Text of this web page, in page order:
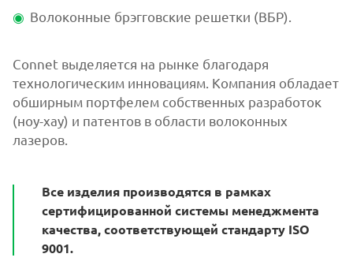
Волоконные брэгговские решетки (ВБР).
Connet выделяется на рынке благодаря
технологическим инновациям. Компания обладает
обширным портфелем собственных разработок
(ноу-хау) и патентов в области волоконных
лазеров.
Все изделия производятся в рамках
сертифицированной системы менеджмента
качества, соответствующей стандарту ISO
9001.